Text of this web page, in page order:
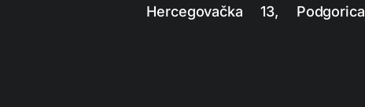
Hercegovačka 13, Podgorica